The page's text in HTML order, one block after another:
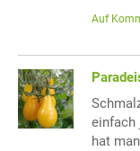
Auf
einfach
hat